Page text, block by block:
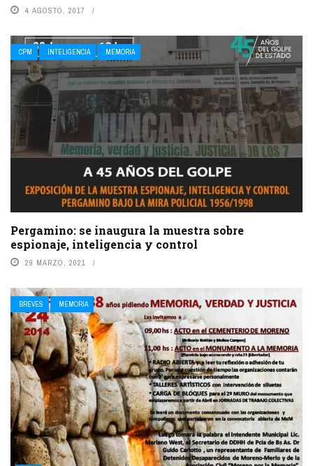
4 AGOSTO, 2017
CPM INTELIGENCIA MEMORIA
Pergamino: se inaugura la muestra sobre
espionaje, inteligencia y control
29 MARZO, 2021
BREVES MEMORIA